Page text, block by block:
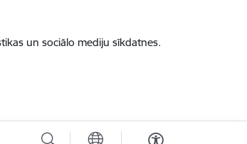
un sociālo mediju sīkdatnes.